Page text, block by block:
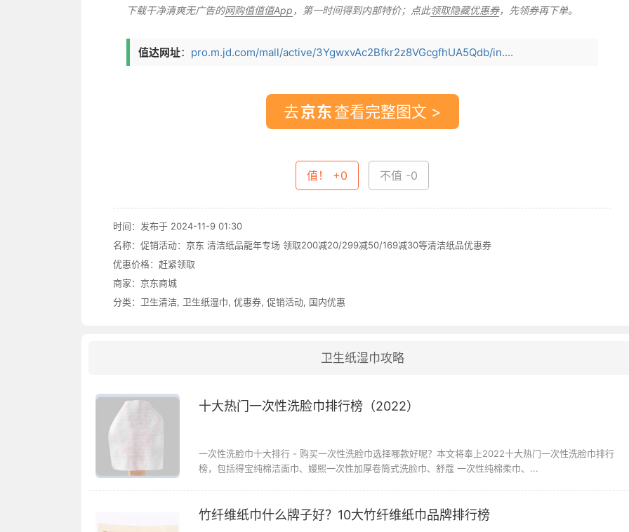
下载干净清爽无广告的网购值值值App ，第一时间得到内部特价；点此领取隐藏优惠券，先领券再下单。
值达网址： pro.m.jd.com/mall/active/3YgwxvAc2Bfkr2z8VGcgfhUA5Qdb/in....
去 查看完整图文 >
值！ +0 不值 -0
时间：发布于 2024-11-9 01:30
名称： 促销活动：京东 清洁纸品龍年专场 领取200减20/299减50/169减30等清洁纸品优惠券
优惠价格： 赶紧领取
商家： 京东商城
分类： 卫生清洁, 卫生纸湿巾, 优惠券, 促销活动, 国内优惠
卫生纸湿巾攻略
十大热门一次性洗脸巾排行榜（2022）
一次性洗脸巾十大排行 - 购买一次性洗脸巾选择哪款好呢？本文将奉上2022十大热门一次性洗脸巾排行
榜，包括得宝纯棉洁面巾、嫚熙一次性加厚卷筒式洗脸巾、舒蔻 一次性纯棉柔巾、...
竹纤维纸巾什么牌子好？10大竹纤维纸巾品牌排行榜